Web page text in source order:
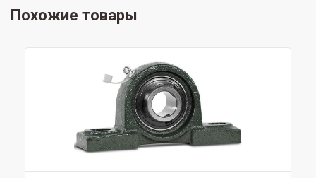
Похожие товары